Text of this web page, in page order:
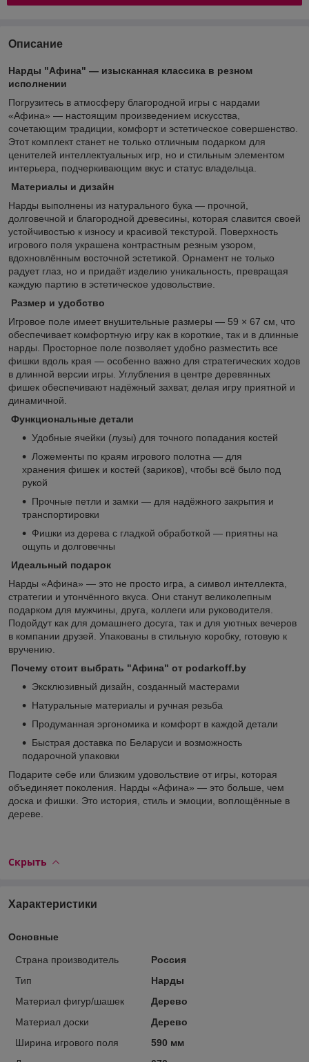
Описание
Нарды "Афина" — изысканная классика в резном
исполнении
Погрузитесь в атмосферу благородной игры с нардами
«Афина» — настоящим произведением искусства,
сочетающим традиции, комфорт и эстетическое совершенство.
Этот комплект станет не только отличным подарком для
ценителей интеллектуальных игр, но и стильным элементом
интерьера, подчеркивающим вкус и статус владельца.
Материалы и дизайн
Нарды выполнены из натурального бука — прочной,
долговечной и благородной древесины, которая славится своей
устойчивостью к износу и красивой текстурой. Поверхность
игрового поля украшена контрастным резным узором,
вдохновлённым восточной эстетикой. Орнамент не только
радует глаз, но и придаёт изделию уникальность, превращая
каждую партию в эстетическое удовольствие.
Размер и удобство
Игровое поле имеет внушительные размеры — 59 × 67 см, что
обеспечивает комфортную игру как в короткие, так и в длинные
нарды. Просторное поле позволяет удобно разместить все
фишки вдоль края — особенно важно для стратегических ходов
в длинной версии игры. Углубления в центре деревянных
фишек обеспечивают надёжный захват, делая игру приятной и
динамичной.
Функциональные детали
Удобные ячейки (лузы) для точного попадания костей
Ложементы по краям игрового полотна — для
хранения фишек и костей (зариков), чтобы всё было под
рукой
Прочные петли и замки — для надёжного закрытия и
транспортировки
Фишки из дерева с гладкой обработкой — приятны на
ощупь и долговечны
Идеальный подарок
Нарды «Афина» — это не просто игра, а символ интеллекта,
стратегии и утончённого вкуса. Они станут великолепным
подарком для мужчины, друга, коллеги или руководителя.
Подойдут как для домашнего досуга, так и для уютных вечеров
в компании друзей. Упакованы в стильную коробку, готовую к
вручению.
Почему стоит выбрать "Афина" от podarkoff.by
Эксклюзивный дизайн, созданный мастерами
Натуральные материалы и ручная резьба
Продуманная эргономика и комфорт в каждой детали
Быстрая доставка по Беларуси и возможность
подарочной упаковки
Подарите себе или близким удовольствие от игры, которая
объединяет поколения. Нарды «Афина» — это больше, чем
доска и фишки. Это история, стиль и эмоции, воплощённые в
дереве.
Скрыть
Характеристики
Основные
Страна производитель
Россия
Тип
Нарды
Материал фигур/шашек
Дерево
Материал доски
Дерево
Ширина игрового поля
590 мм